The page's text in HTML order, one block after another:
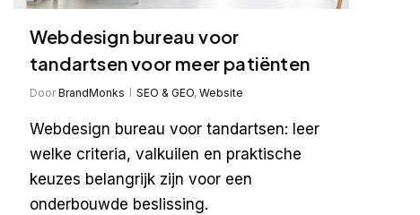
Webdesign bureau voor
tandartsen voor meer patiënten
Door BrandMonks SEO & GEO, Website
Webdesign bureau voor tandartsen: leer
welke criteria, valkuilen en praktische
keuzes belangrijk zijn voor een
onderbouwde beslissing.